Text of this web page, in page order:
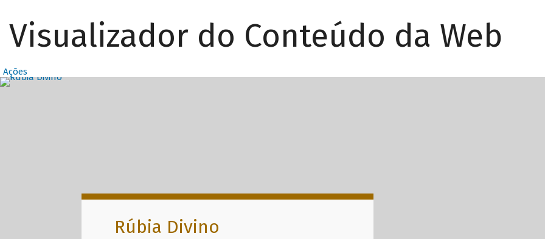
Visualizador do Conteúdo da Web
Ações
Destaques Principais com
Rúbia Divino